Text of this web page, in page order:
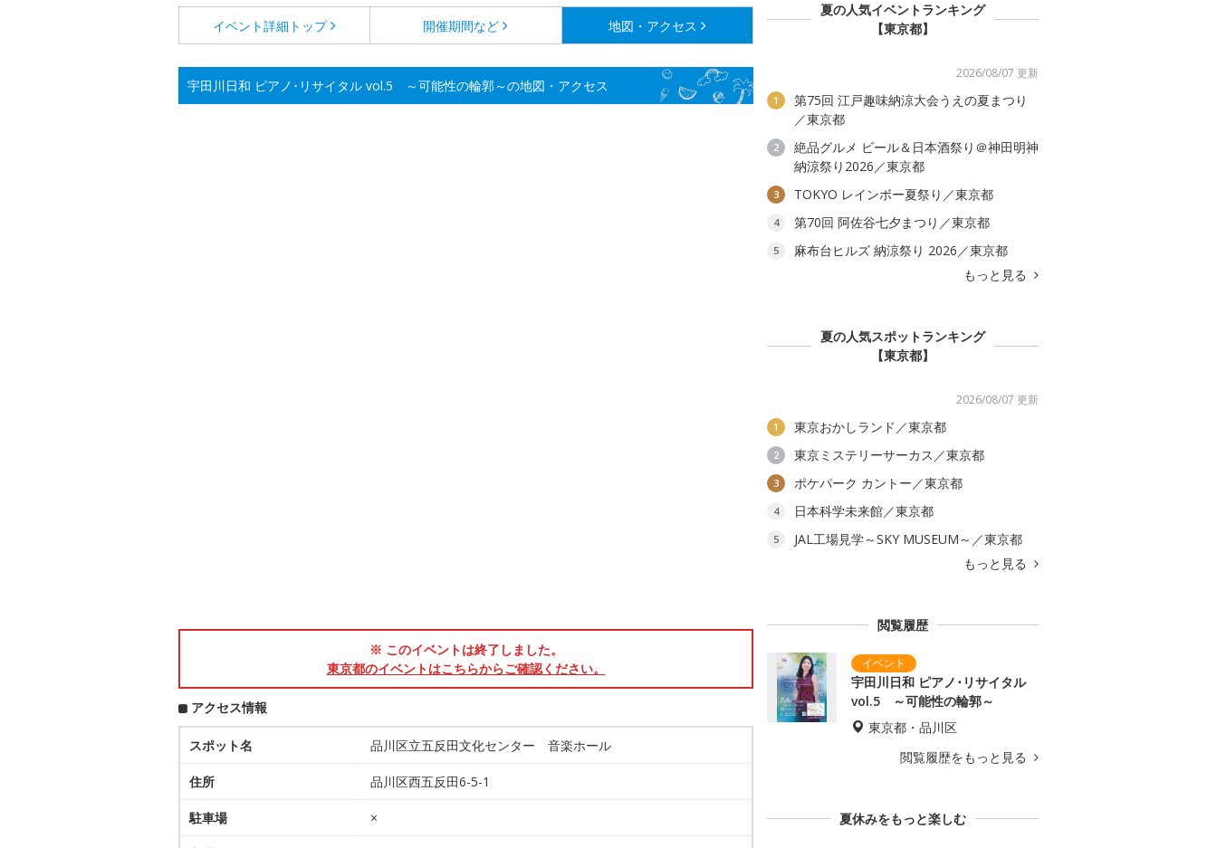
イベント詳細 トップ 開催期間など 地図・アクセス
宇田川日和 ピアノ･リサイタル vol.5 ～可能性の輪郭～の地図・アクセス
※ このイベントは終了しました。
東京都のイベントはこちらからご確認ください。
アクセス情報
スポット名 品川区立五反田文化センター 音楽ホール
住所 品川区西五反田6-5-1
駐車場 ×
夏の人気イベントランキング
【東京都】
2026/08/07 更新
1
第75回 江戸趣味納涼大会うえの夏まつり
／東京都
2
絶品グルメ ビール＆日本酒祭り＠神田明神
納涼祭り2026／東京都
3 TOKYO レインボー夏祭り／東京都
4 第70回 阿佐谷七夕まつり／東京都
5
麻布台ヒルズ 納涼祭り 2026／東京都
もっと見る
夏の人気スポットランキング
【東京都】
2026/08/07 更新
1 東京おかしランド／東京都
2 東京ミステリーサーカス／東京都
3 ポケパーク カントー／東京都
4 日本科学未来館／東京都
5
JAL工場見学～SKY MUSEUM～／東京都
もっと見る
閲覧履歴
宇田川日和 ピアノ･リサイタル
vol.5 ～可能性の輪郭～
東京都・品川区
閲覧履歴をもっと見る
夏休みをもっと楽しむ